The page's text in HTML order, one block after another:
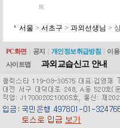
트
서울 > 서초구 > 과외선생님 >
PC화면 공지 개인정보취급방침 이
사이트맵
과외교습신고 안내